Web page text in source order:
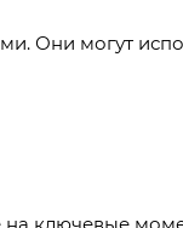
Они могут
на ключевые